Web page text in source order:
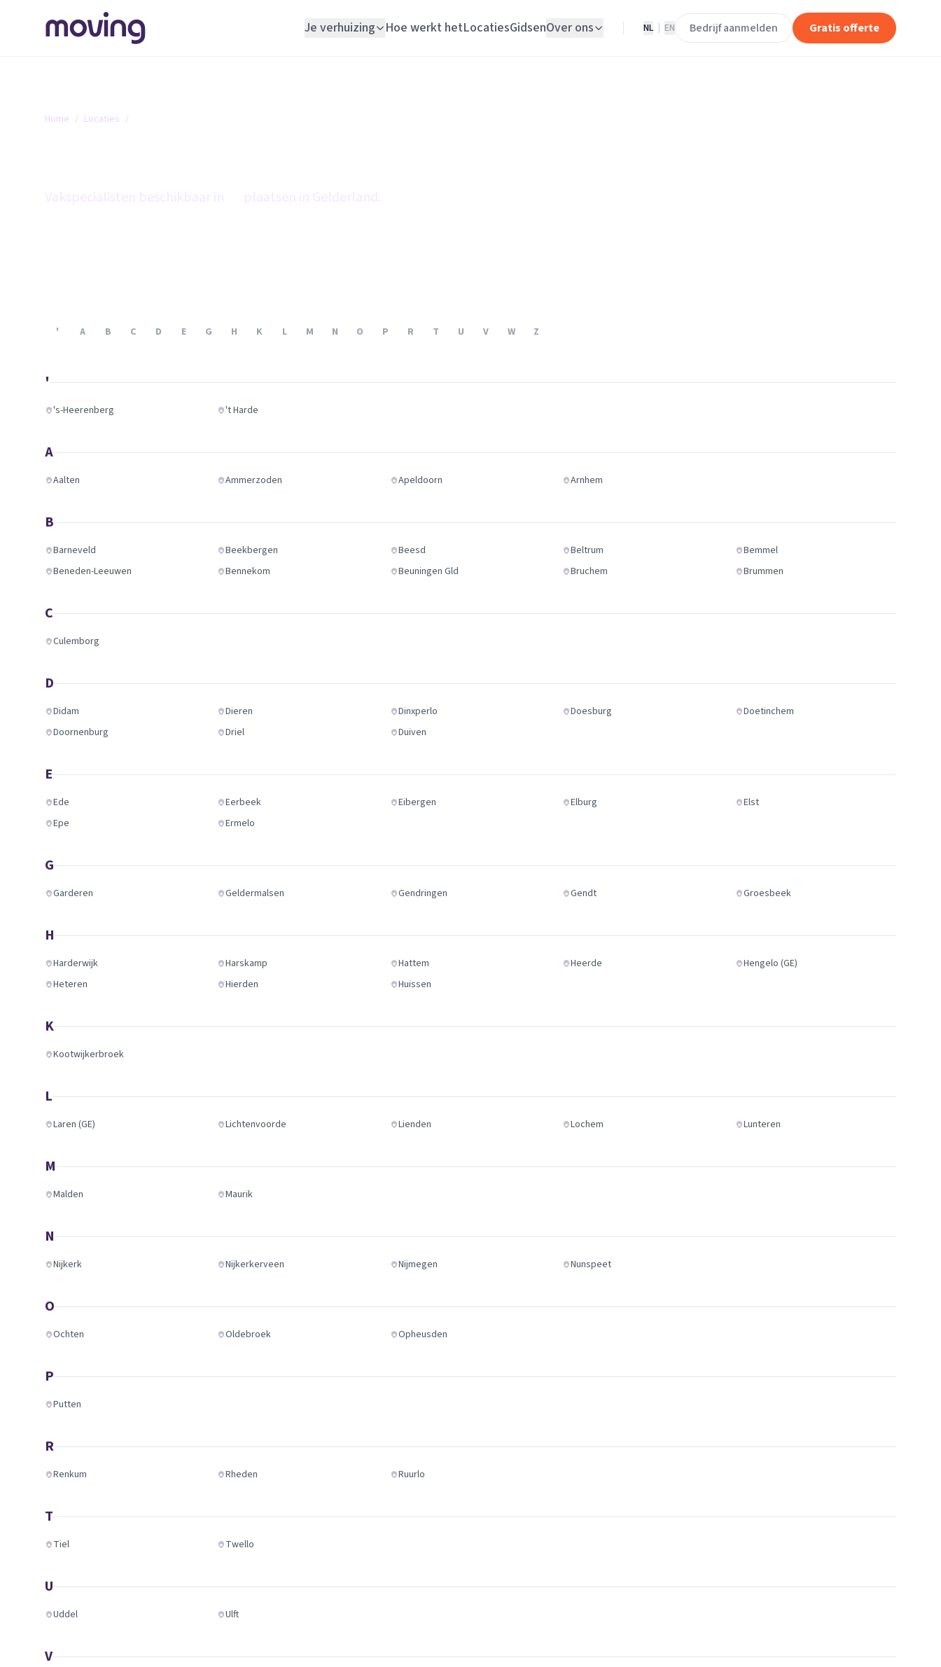
Je verhuizing Hoe werkt hetLocatiesGidsenOver ons NL EN Bedrijf aanmelden Gratis offerte
Home / Locaties /
' A B C D E G H K L M N O P R T U V W Z
'
's-Heerenberg 't Harde
A
Aalten Ammerzoden Apeldoorn Arnhem
B
Barneveld Beekbergen Beesd Beltrum
Bemmel
Beneden-Leeuwen
Bennekom Beuningen Gld Bruchem Brummen
C
Culemborg
D
Didam Dieren Dinxperlo Doesburg
Doetinchem
Doornenburg
Driel Duiven
E
Ede Eerbeek Eibergen Elburg
Elst
Epe
Ermelo
G
Garderen Geldermalsen Gendringen Gendt Groesbeek
H
Harderwijk Harskamp Hattem Heerde
Hengelo (GE)
Heteren
Hierden Huissen
K
Kootwijkerbroek
L
Laren (GE) Lichtenvoorde Lienden Lochem Lunteren
M
Malden Maurik
N
Nijkerk Nijkerkerveen Nijmegen Nunspeet
O
Ochten Oldebroek Opheusden
P
Putten
R
Renkum Rheden Ruurlo
T
Tiel Twello
U
Uddel Ulft
V